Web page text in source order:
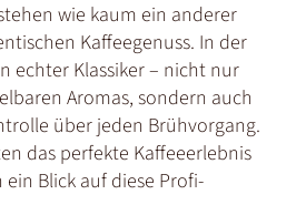
wie kaum ein anderer
Kaffeegenuss. In der
echter Klassiker – nicht nur
Aromas, sondern auch
über jeden Brühvorgang.
das perfekte Kaffeeerlebnis
Blick auf diese Profi-